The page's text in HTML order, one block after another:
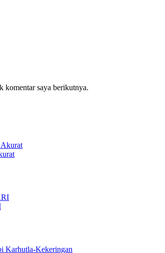
komentar saya berikutnya.